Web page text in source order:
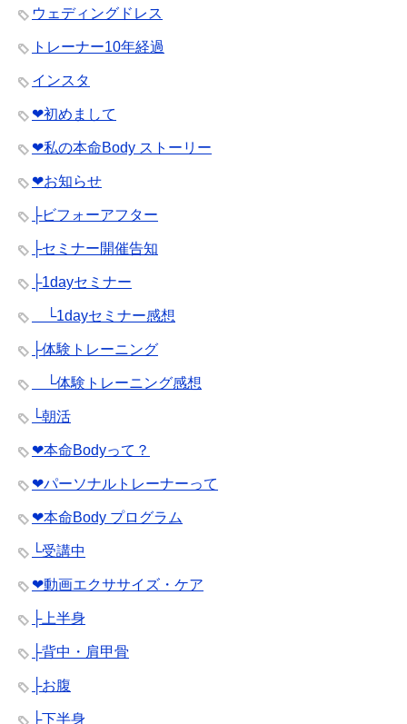
ウェディングドレス
トレーナー10年経過
インスタ
❤︎初めまして
❤︎私の本命Body ストーリー
❤︎お知らせ
├ビフォーアフター
├セミナー開催告知
├1dayセミナー
└1dayセミナー感想
├体験トレーニング
└体験トレーニング感想
└朝活
❤︎本命Bodyって？
❤︎パーソナルトレーナーって
❤︎本命Body プログラム
└受講中
❤︎動画エクササイズ・ケア
├上半身
├背中・肩甲骨
├お腹
├下半身